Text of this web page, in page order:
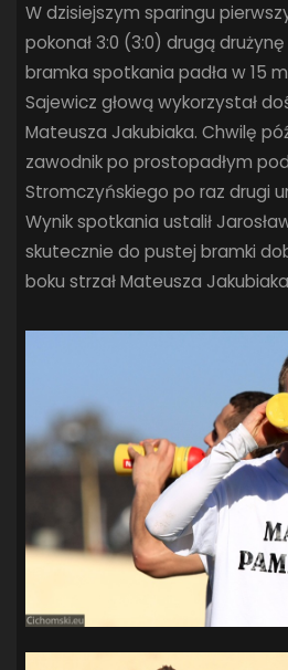
W dzisiejszym sparingu
pokonał 3:0 (3:0) drugą
bramka spotkania padła w 15
Sajewicz głową wykorzystał
Mateusza Jakubiaka. Chwilę
zawodnik po prostopadłym
Stromczyńskiego po raz drugi
Wynik spotkania ustalił
skutecznie do pustej bramki
boku strzał Mateusza